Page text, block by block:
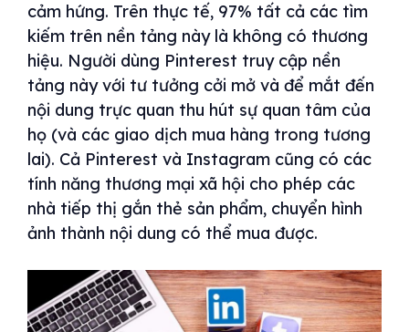
cảm hứng. Trên thực tế, 97% tất cả các tìm
kiếm trên nền tảng này là không có thương
hiệu. Người dùng Pinterest truy cập nền
tảng này với tư tưởng cởi mở và để mắt đến
nội dung trực quan thu hút sự quan tâm của
họ (và các giao dịch mua hàng trong tương
lai). Cả Pinterest và Instagram cũng có các
tính năng thương mại xã hội cho phép các
nhà tiếp thị gắn thẻ sản phẩm, chuyển hình
ảnh thành nội dung có thể mua được.